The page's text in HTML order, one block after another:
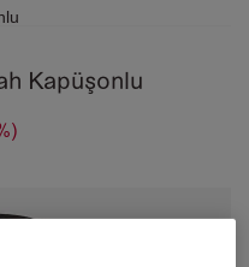
Kapüşonlu